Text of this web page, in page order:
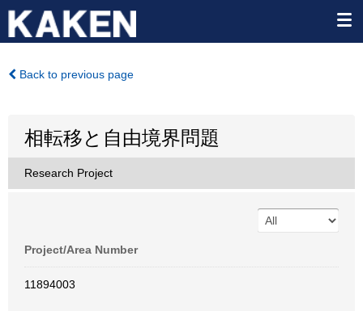
Back to previous page
相転移と自由境界問題
Research Project
Project/Area Number
11894003